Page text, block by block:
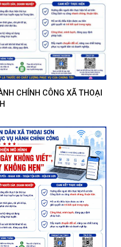
CHÍNH CÔNG XÃ THOẠI